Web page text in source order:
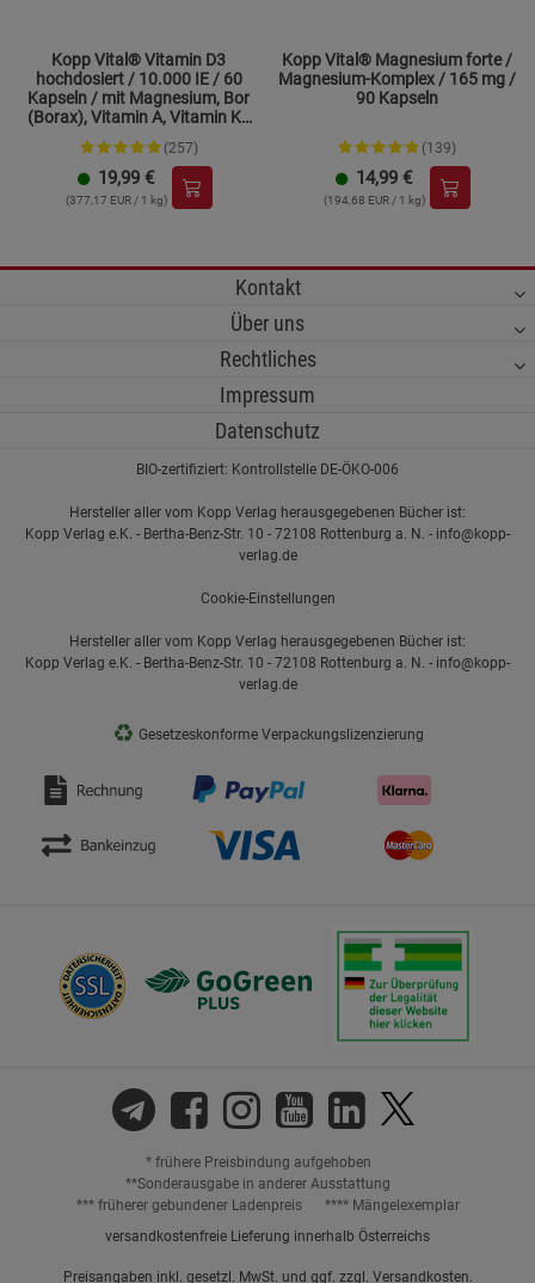
Kopp Vital® Vitamin D3
hochdosiert / 10.000 IE / 60
Kapseln / mit Magnesium, Bor
(Borax), Vitamin A, Vitamin K2
und Zink
(257)
19,99 €
(377,17 EUR / 1 kg)
Kopp Vital® Magnesium forte /
Magnesium-Komplex / 165 mg /
90 Kapseln
(139)
14,99 €
(194,68 EUR / 1 kg)
Kontakt
Über uns
Rechtliches
Impressum
Datenschutz
BIO-zertifiziert: Kontrollstelle DE-ÖKO-006
Hersteller aller vom Kopp Verlag herausgegebenen Bücher ist:
Kopp Verlag e.K. - Bertha-Benz-Str. 10 - 72108 Rottenburg a. N. - info@kopp-
verlag.de
Cookie-Einstellungen
Hersteller aller vom Kopp Verlag herausgegebenen Bücher ist:
Kopp Verlag e.K. - Bertha-Benz-Str. 10 - 72108 Rottenburg a. N. - info@kopp-
verlag.de
♻ Gesetzeskonforme Verpackungslizenzierung
* frühere Preisbindung aufgehoben
**Sonderausgabe in anderer Ausstattung
*** früherer gebundener Ladenpreis
**** Mängelexemplar
versandkostenfreie Lieferung innerhalb Österreichs
Preisangaben inkl. gesetzl. MwSt. und ggf. zzgl. Versandkosten.